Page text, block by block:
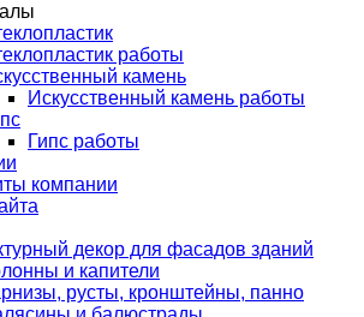
работы
камень
Искусственный камень работы
Гипс работы
компании
декор для фасадов зданий
и капители
русты, кронштейны, панно